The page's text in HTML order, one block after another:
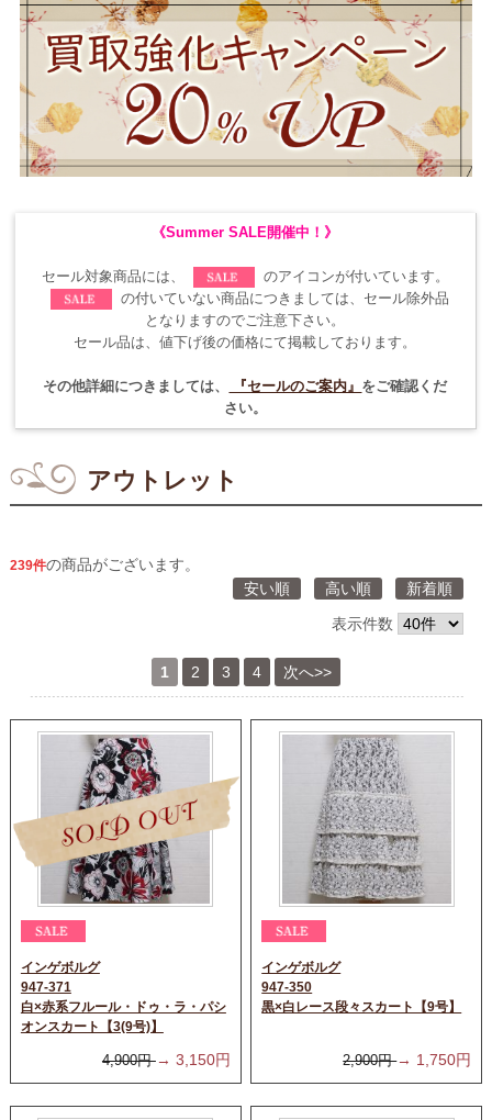
《Summer SALE開催中！》
セール対象商品には、
のアイコンが付いています。
の付いていない商品につきましては、セール除外品
となりますのでご注意下さい。
セール品は、値下げ後の価格にて掲載しております。
その他詳細につきましては、 『セールのご案内』 をご確認くだ
さい。
アウトレット
239件の商品がございます。
安い順
高い順
新着順
表示件数
1 2 3 4 次へ>>
インゲボルグ
947-371
白×赤系フルール・ドゥ・ラ・パシ
オンスカート【3(9号)】
4,900円→ 3,150円
インゲボルグ
947-350
黒×白レース段々スカート【9号】
2,900円→ 1,750円